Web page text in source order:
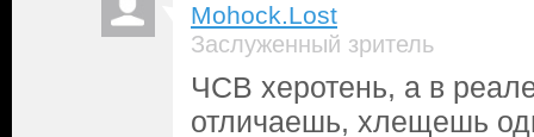
Mohock.Lost
Заслуженный зритель
ЧСВ херотень, а в
отличаешь, хлещешь